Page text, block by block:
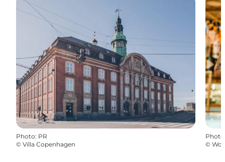
Photo: PR
© Villa Copenhagen
Photo
©